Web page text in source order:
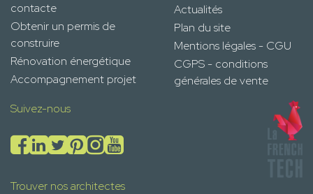
contacte
Obtenir un permis de
construire
Rénovation énergétique
Accompagnement projet
Actualités
Plan du site
Mentions légales - CGU
CGPS - conditions
générales de vente
Suivez-nous
Trouver nos architectes